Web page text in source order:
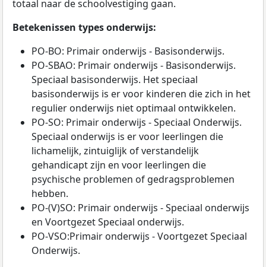
totaal naar de schoolvestiging gaan.
Betekenissen types onderwijs:
PO-BO: Primair onderwijs - Basisonderwijs.
PO-SBAO: Primair onderwijs - Basisonderwijs.
Speciaal basisonderwijs. Het speciaal
basisonderwijs is er voor kinderen die zich in het
regulier onderwijs niet optimaal ontwikkelen.
PO-SO: Primair onderwijs - Speciaal Onderwijs.
Speciaal onderwijs is er voor leerlingen die
lichamelijk, zintuiglijk of verstandelijk
gehandicapt zijn en voor leerlingen die
psychische problemen of gedragsproblemen
hebben.
PO-(V)SO: Primair onderwijs - Speciaal onderwijs
en Voortgezet Speciaal onderwijs.
PO-VSO:Primair onderwijs - Voortgezet Speciaal
Onderwijs.